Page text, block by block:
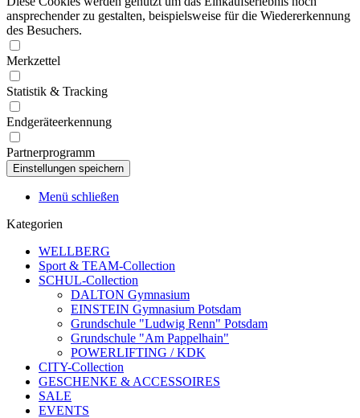
ansprechender zu gestalten, beispielsweise für die Wiedererkennung
des Besuchers.
Merkzettel
Statistik & Tracking
Endgeräteerkennung
Partnerprogramm
Menü schließen
Kategorien
WELLBERG
Sport & TEAM-Collection
SCHUL-Collection
DALTON Gymnasium
EINSTEIN Gymnasium Potsdam
Grundschule "Ludwig Renn" Potsdam
Grundschule "Am Pappelhain"
POWERLIFTING / KDK
CITY-Collection
GESCHENKE & ACCESSOIRES
SALE
EVENTS